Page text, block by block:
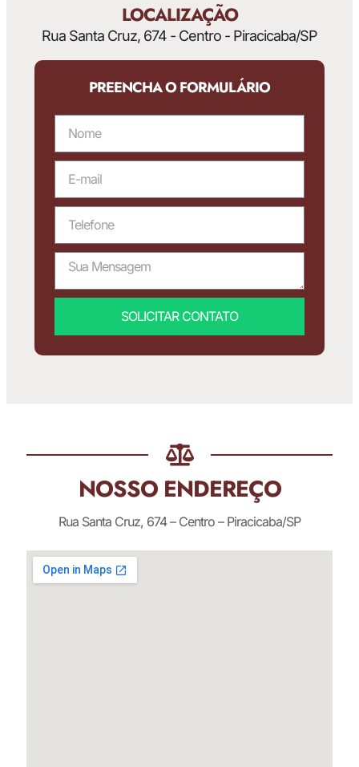
LOCALIZAÇÃO
Rua Santa Cruz, 674 - Centro - Piracicaba/SP
PREENCHA O FORMULÁRIO
SOLICITAR CONTATO
NOSSO ENDEREÇO
Rua Santa Cruz, 674 – Centro – Piracicaba/SP